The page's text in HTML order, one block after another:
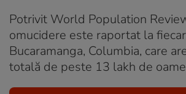
Potrivit World Population
omucidere este raportat la
Bucaramanga, Columbia, care
totală de peste 13 lakh de